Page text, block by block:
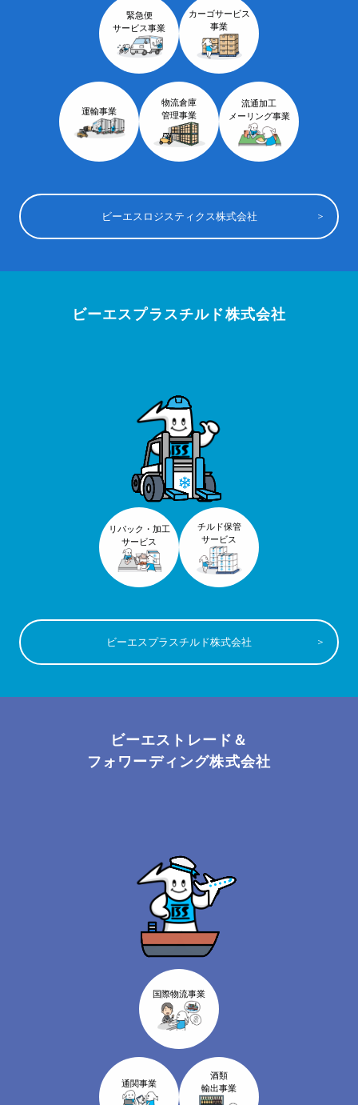
緊急便
サービス事業
カーゴサービス
事業
運輸事業
物流倉庫
管理事業
流通加工
メーリング事業
ビーエスロジスティクス株式会社
ビーエスプラスチルド株式会社
リパック・加工
サービス
チルド保管
サービス
ビーエスプラスチルド株式会社
ビーエストレード＆
フォワーディング株式会社
国際物流事業
通関事業
酒類
輸出事業